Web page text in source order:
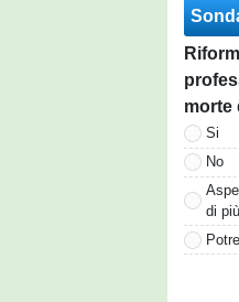
morte
Si
No
di più